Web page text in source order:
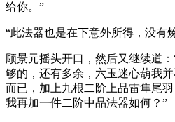
给你。”
“此法器也是在下意外所得，没有
顾景元摇头开口，然后又继续道
够的，还有多余，六玉迷心葫我
而已，加上九根二阶上品雷隼尾
我再加一件二阶中品法器如何？”